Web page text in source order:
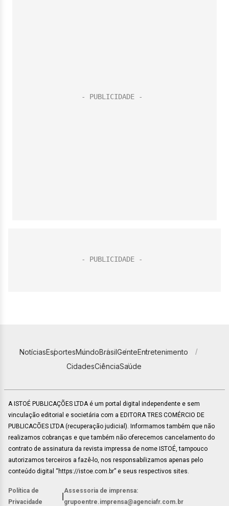
NotíciasEsportesMundoBrasilGenteEntretenimento
CidadesCiênciaSaúde
A ISTOÉ PUBLICAÇÕES LTDA é um portal digital independente e sem
vinculação editorial e societária com a EDITORA TRES COMÉRCIO DE
PUBLICACÕES LTDA (recuperação judicial). Informamos também que não
realizamos cobranças e que também não oferecemos cancelamento do
contrato de assinatura da revista impressa de nome ISTOÉ, tampouco
autorizamos terceiros a fazê-lo, nos responsabilizamos apenas pelo
conteúdo digital “https://istoe.com.br” e seus respectivos sites.
Política de
Privacidade
Assessoria de imprensa:
grupoentre.imprensa@agenciafr.com.br